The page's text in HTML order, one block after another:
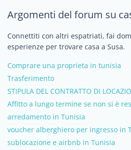
Argomenti del forum su
Connettiti con altri espatriati, fai
esperienze per trovare casa a Susa.
Comprare una proprieta in tunisia
Trasferimento
STIPULA DEL CONTRATTO DI
Affitto a lungo termine se non si è
arredamento in Tunisia
voucher alberghiero per ingresso in
sublocazione e airbnb in Tunisia